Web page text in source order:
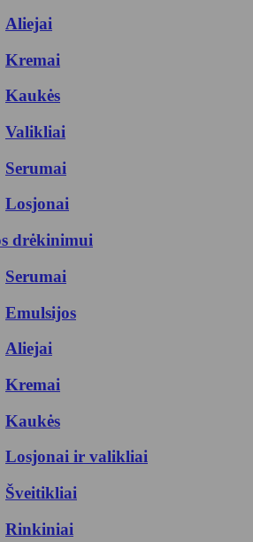
Aliejai
Kremai
Kaukės
Valikliai
Serumai
Losjonai
drėkinimui
Serumai
Emulsijos
Aliejai
Kremai
Kaukės
Losjonai ir valikliai
Šveitikliai
Rinkiniai